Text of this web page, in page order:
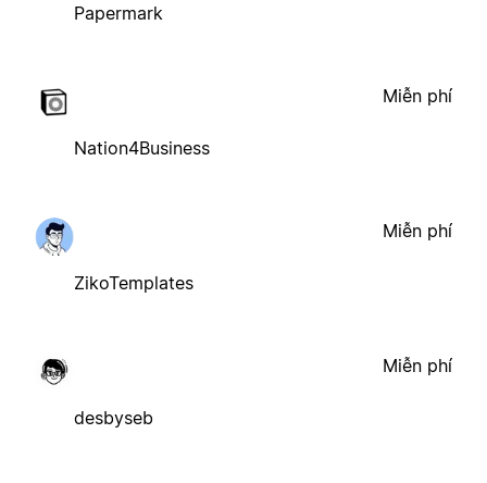
Papermark
Nation4Business
Miễn phí
ZikoTemplates
Miễn phí
desbyseb
Miễn phí